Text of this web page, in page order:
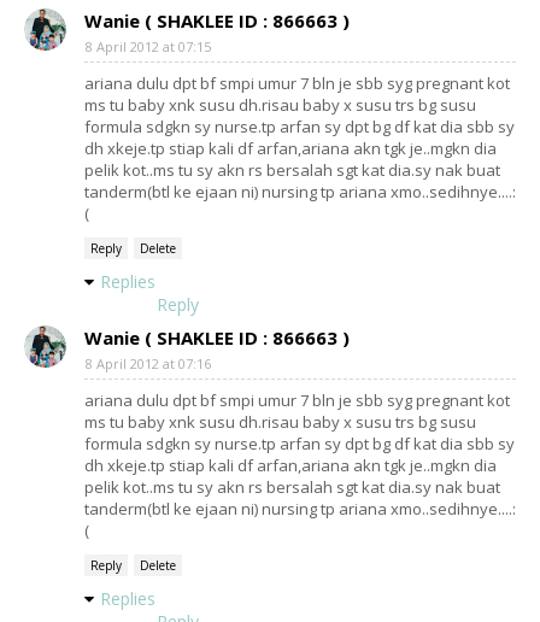
Wanie ( SHAKLEE ID : 866663 )
8 April 2012 at 07:15
ariana dulu dpt bf smpi umur 7 bln je sbb syg pregnant kot
ms tu baby xnk susu dh.risau baby x susu trs bg susu
formula sdgkn sy nurse.tp arfan sy dpt bg df kat dia sbb sy
dh xkeje.tp stiap kali df arfan,ariana akn tgk je..mgkn dia
pelik kot..ms tu sy akn rs bersalah sgt kat dia.sy nak buat
tanderm(btl ke ejaan ni) nursing tp ariana xmo..sedihnye....:
(
Reply Delete
Replies
Reply
Wanie ( SHAKLEE ID : 866663 )
8 April 2012 at 07:16
ariana dulu dpt bf smpi umur 7 bln je sbb syg pregnant kot
ms tu baby xnk susu dh.risau baby x susu trs bg susu
formula sdgkn sy nurse.tp arfan sy dpt bg df kat dia sbb sy
dh xkeje.tp stiap kali df arfan,ariana akn tgk je..mgkn dia
pelik kot..ms tu sy akn rs bersalah sgt kat dia.sy nak buat
tanderm(btl ke ejaan ni) nursing tp ariana xmo..sedihnye....:
(
Reply Delete
Replies